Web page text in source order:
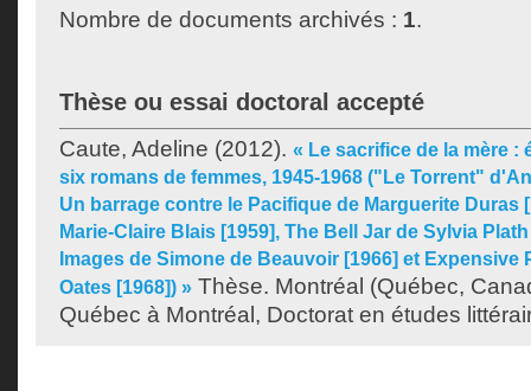
Nombre de documents archivés : 1.
Thèse ou essai doctoral accepté
Caute, Adeline (2012). « Le sacrifice de la mère :
six romans de femmes, 1945-1968 ("Le Torrent"
Un barrage contre le Pacifique de Marguerite Duras
Marie-Claire Blais [1959], The Bell Jar de Sylvia
Images de Simone de Beauvoir [1966] et Expensive
Oates [1968]) » Thèse. Montréal (Québec,
Québec à Montréal, Doctorat en études